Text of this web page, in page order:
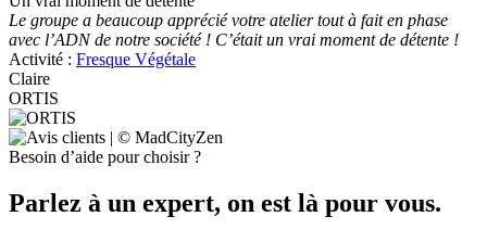
Le groupe a beaucoup apprécié votre atelier tout à fait en phase
avec l’ADN de notre société ! C’était un vrai moment de détente !
Activité : Fresque Végétale
Claire
ORTIS
Besoin d’aide pour choisir ?
Parlez à un expert, on est là pour vous.